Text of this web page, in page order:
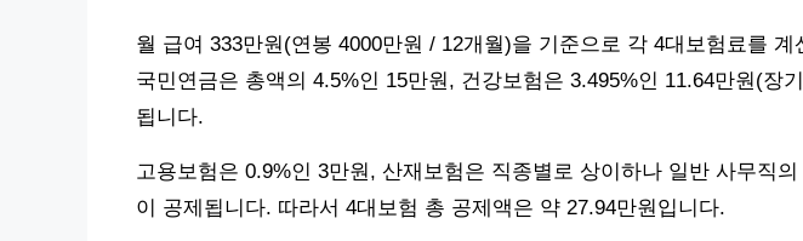
월 급여 333만원(연봉 4000만원 / 12개월)을 기준으로 각 4대보험료를
국민연금은 총액의 4.5%인 15만원, 건강보험은 3.495%인 11.64만원(장
됩니다.
고용보험은 0.9%인 3만원, 산재보험은 직종별로 상이하나 일반 사무직
이 공제됩니다. 따라서 4대보험 총 공제액은 약 27.94만원입니다.